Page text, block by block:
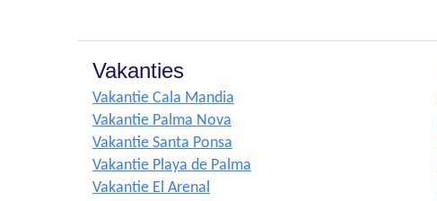
Vakanties
Vakantie Cala Mandia
Vakantie Palma Nova
Vakantie Santa Ponsa
Vakantie Playa de Palma
Vakantie El Arenal